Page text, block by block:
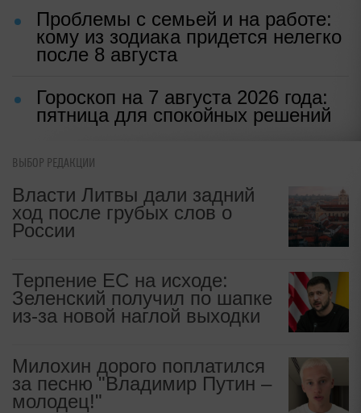
Проблемы с семьей и на работе:
кому из зодиака придется нелегко
после 8 августа
Гороскоп на 7 августа 2026 года:
пятница для спокойных решений
ВЫБОР РЕДАКЦИИ
Власти Литвы дали задний
ход после грубых слов о
России
Терпение ЕС на исходе:
Зеленский получил по шапке
из-за новой наглой выходки
Милохин дорого поплатился
за песню "Владимир Путин –
молодец!"